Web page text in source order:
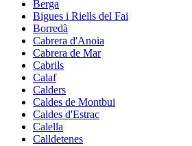
Berga
Bigues i Riells del Fai
Borredà
Cabrera d'Anoia
Cabrera de Mar
Cabrils
Calaf
Calders
Caldes de Montbui
Caldes d'Estrac
Calella
Calldetenes